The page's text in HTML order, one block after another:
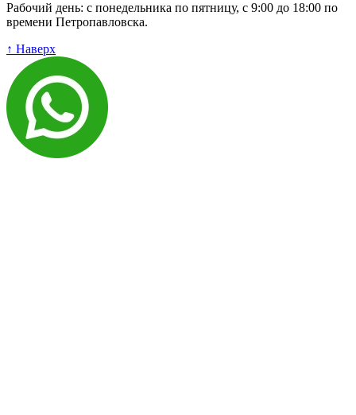
Рабочий день: с понедельника по пятницу, с 9:00 до 18:00 по
времени Петропавловска.
↑ Наверх